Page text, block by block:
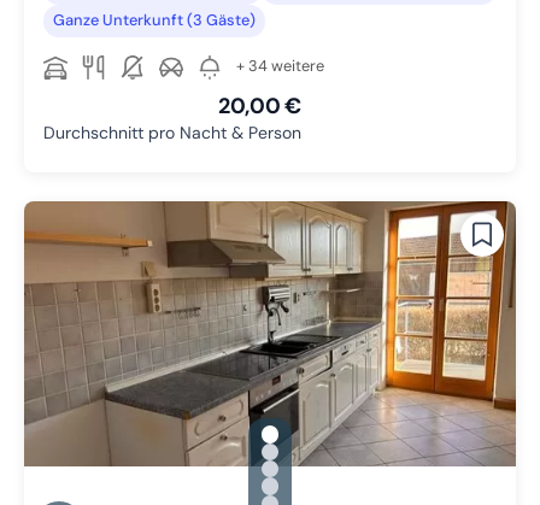
Ganze Unterkunft (3 Gäste)
+ 34 weitere
20,00 €
Durchschnitt pro Nacht & Person
gallery.slide_selector
Zu Slide 1 wechseln
Zu Slide 2 wechseln
Zu Slide 3 wechseln